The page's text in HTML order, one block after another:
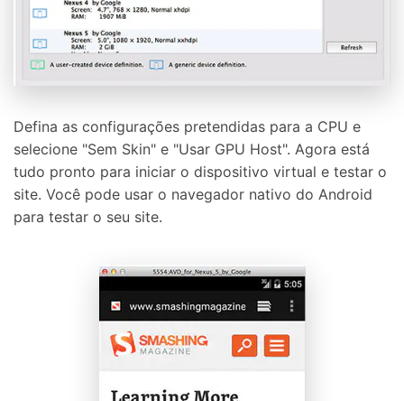
Defina as configurações pretendidas para a CPU e
selecione "Sem Skin" e "Usar GPU Host". Agora está
tudo pronto para iniciar o dispositivo virtual e testar o
site. Você pode usar o navegador nativo do Android
para testar o seu site.